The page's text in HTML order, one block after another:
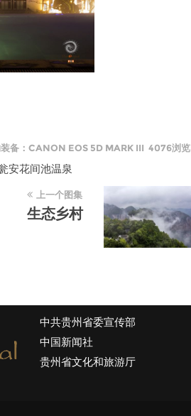
备：CANON EOS 5D MARK III 4076浏览
安花间池温泉
上一个图集
生态乡村
中共贵州省委宣传部
中国新闻社
贵州省文化和旅游厅